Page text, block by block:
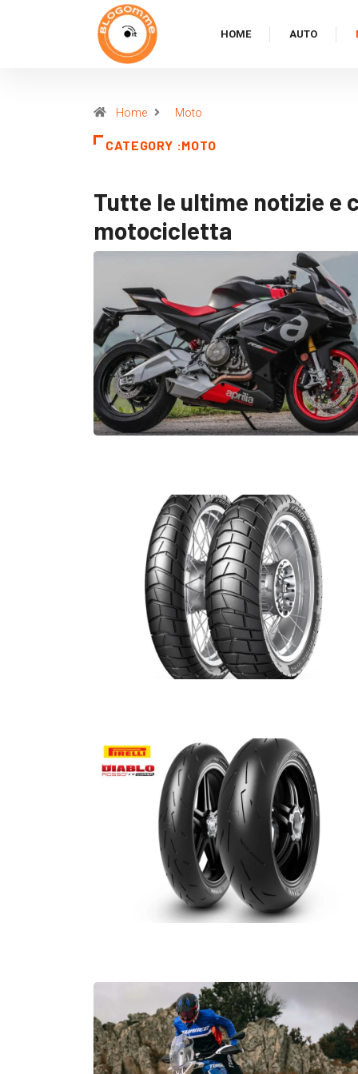
HOME AUTO
Home Moto
CATEGORY :MOTO
Tutte le ultime notizie e
motocicletta